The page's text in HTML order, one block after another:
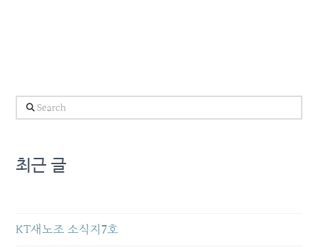
Search
최근 글
KT새노조 소식지7호